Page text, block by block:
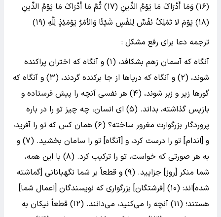
﴿١۶﴾ وَمَا أَدْرَاکَ مَا یَوْمُ الدِّینِ ﴿١٧﴾ ثُمَّ مَا أَدْرَاکَ مَا یَوْمُ الدِّینِ
﴿١٨﴾ یَوْمَ لا تَمْلِکُ نَفْسٌ لِنَفْسٍ شَیْئًا وَالأمْرُ یَوْمَئِذٍ لِلَّهِ ﴿١٩﴾
ترجمه دعا برای رفع مشکل :
آنگاه که آسمان زهم بشکافد، (۱) و آنگاه که اختران پراکنده
شوند، (۲) و آنگاه که دریاها از جا برکنده گردند، (۳) و آنگاه که
گورها زیر و زبر شوند، (۴) هر نفسى آنچه را پیش فرستاده و
بازپس گذاشته، بداند. (۵) اى انسان، چه چیز تو را در باره
پروردگار بزرگوارت مغرور ساخته؟ (۶) همان کس که تو را آفرید،
و [اندام‌] تو را درست کرد، و [آنگاه‌] تو را سامان بخشید. (۷) و
به هر صورتى که خواست، تو را ترکیب کرد. (۸) با این همه،
شما منکر [روز] جزایید. (۹) و قطعاً بر شما نگهبانانى [گماشته
شده‌]اند: (۱۰) [فرشتگان‌] بزرگوارى که نویسندگان [اعمال شما]
هستند؛ (۱۱) آنچه را مى‌کنید، مى‌دانند. (۱۲) قطعاً نیکان به